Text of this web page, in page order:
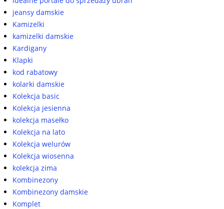
jeansy damskie
Kamizelki
kamizelki damskie
Kardigany
Klapki
kod rabatowy
kolarki damskie
Kolekcja basic
Kolekcja jesienna
kolekcja masełko
Kolekcja na lato
Kolekcja welurów
Kolekcja wiosenna
kolekcja zima
Kombinezony
Kombinezony damskie
Komplet